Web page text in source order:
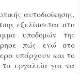
αυτοδιοίκησης,
εξελίσσεται στο
υποδομών της
πώς ενώ στο
υπάρχουν και το
τα εργαλεία για να